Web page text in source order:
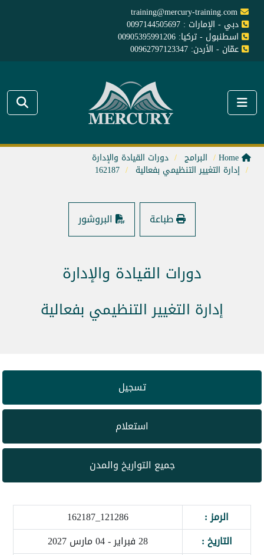
training@mercury-training.com
دبي - الإمارات : 0097144505697
اسطنبول - تركيا: 00905395991206
عمّان - الأردن: 00962797123347
البرامج دورات القيادة والإدارة
إدارة التغيير التنظيمي بفعالية 162187
طباعة البروشور
دورات القيادة والإدارة
إدارة التغيير التنظيمي بفعالية
تسجيل
استعلام
جميع التواريخ والمدن
الرمز :
121286_162187
التاريخ :
28 فبراير - 04 مارس 2027